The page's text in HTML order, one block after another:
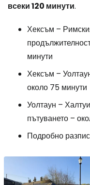
всеки 120 минути.
Хексъм –
минути
Хексъм –
около 75 минути
Уолтаун –
пътуването –
Подробно